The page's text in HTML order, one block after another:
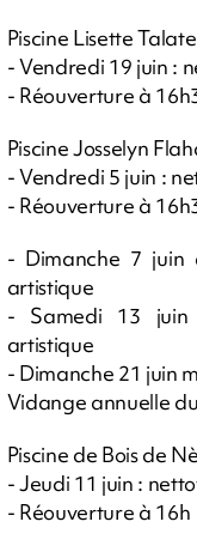
Piscine Lisette
- Vendredi 19 juin :
- Réouverture à
Piscine Josselyn
- Vendredi 5 juin :
- Réouverture à
- Dimanche 7 juin
artistique
- Samedi 13
artistique
- Dimanche 21 juin
Vidange annuelle
Piscine de Bois de
- Jeudi 11 juin :
- Réouverture à 16h